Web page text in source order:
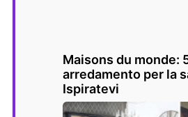
Maisons du monde:
arredamento per la
Ispiratevi